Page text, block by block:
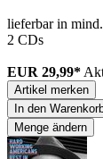
lieferbar in
2 CDs
EUR 29,99*
Artikel merken
In den
Menge ändern